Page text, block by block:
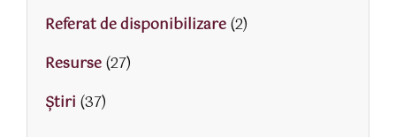
Referat de disponibilizare(2)
Resurse(27)
Știri (37)